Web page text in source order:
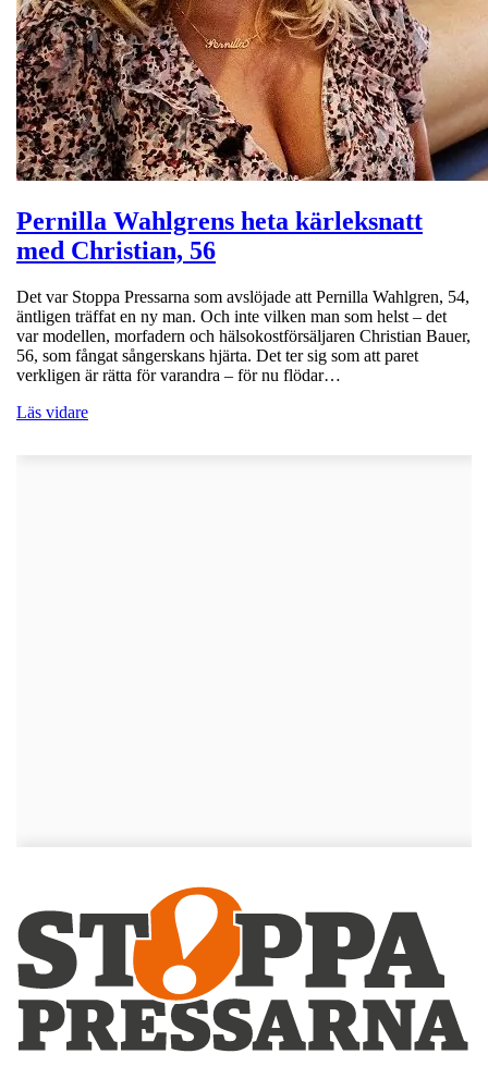
Pernilla Wahlgrens heta kärleksnatt
med Christian, 56
Det var Stoppa Pressarna som avslöjade att Pernilla Wahlgren, 54,
äntligen träffat en ny man. Och inte vilken man som helst – det
var modellen, morfadern och hälsokostförsäljaren Christian Bauer,
56, som fångat sångerskans hjärta. Det ter sig som att paret
verkligen är rätta för varandra – för nu flödar…
Läs vidare